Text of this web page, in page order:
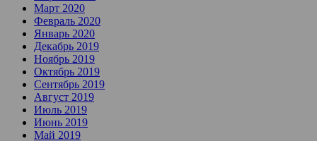
Март 2020
Февраль 2020
Январь 2020
Декабрь 2019
Ноябрь 2019
Октябрь 2019
Сентябрь 2019
Август 2019
Июль 2019
Июнь 2019
Май 2019